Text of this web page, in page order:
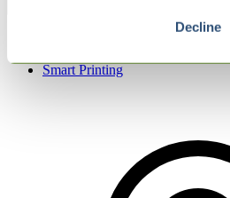
Decline
Smart Printing